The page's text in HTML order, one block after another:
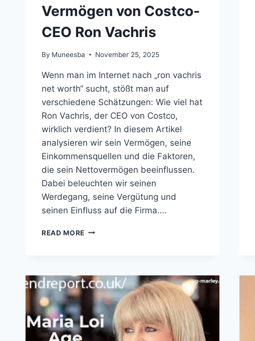
Vermögen von Costco-
CEO Ron Vachris
By Muneesba November 25, 2025
Wenn man im Internet nach „ron vachris
net worth“ sucht, stößt man auf
verschiedene Schätzungen: Wie viel hat
Ron Vachris, der CEO von Costco,
wirklich verdient? In diesem Artikel
analysieren wir sein Vermögen, seine
Einkommensquellen und die Faktoren,
die sein Nettovermögen beeinflussen.
Dabei beleuchten wir seinen
Werdegang, seine Vergütung und
seinen Einfluss auf die Firma….
READ MORE RON
EIN
UMFASSENDER
BLICK
AUF
DAS
VERMÖGEN